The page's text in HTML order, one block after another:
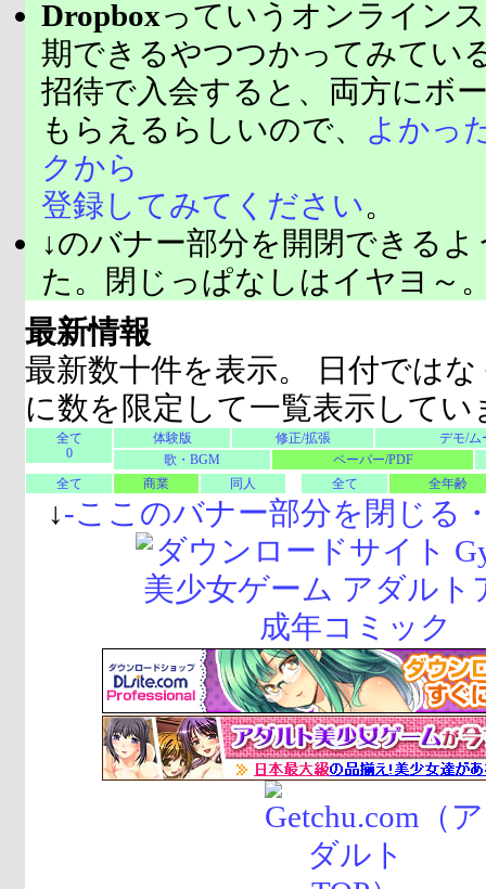
Dropboxっていうオンライン
期できるやつつかってみてい
招待で入会すると、両方にボ
もらえるらしいので、
よかっ
クから
登録してみてください。
↓のバナー部分を開閉できる
た。閉じっぱなしはイヤヨ～
最新情報
最新数十件を表示。 日付では
に数を限定して一覧表示してい
全て
0
体験版 修正/拡張
デモ/ム
歌・BGM
ペーパー/PDF
全て
商業 同人 全て 全年齢
↓-ここのバナー部分を閉じる